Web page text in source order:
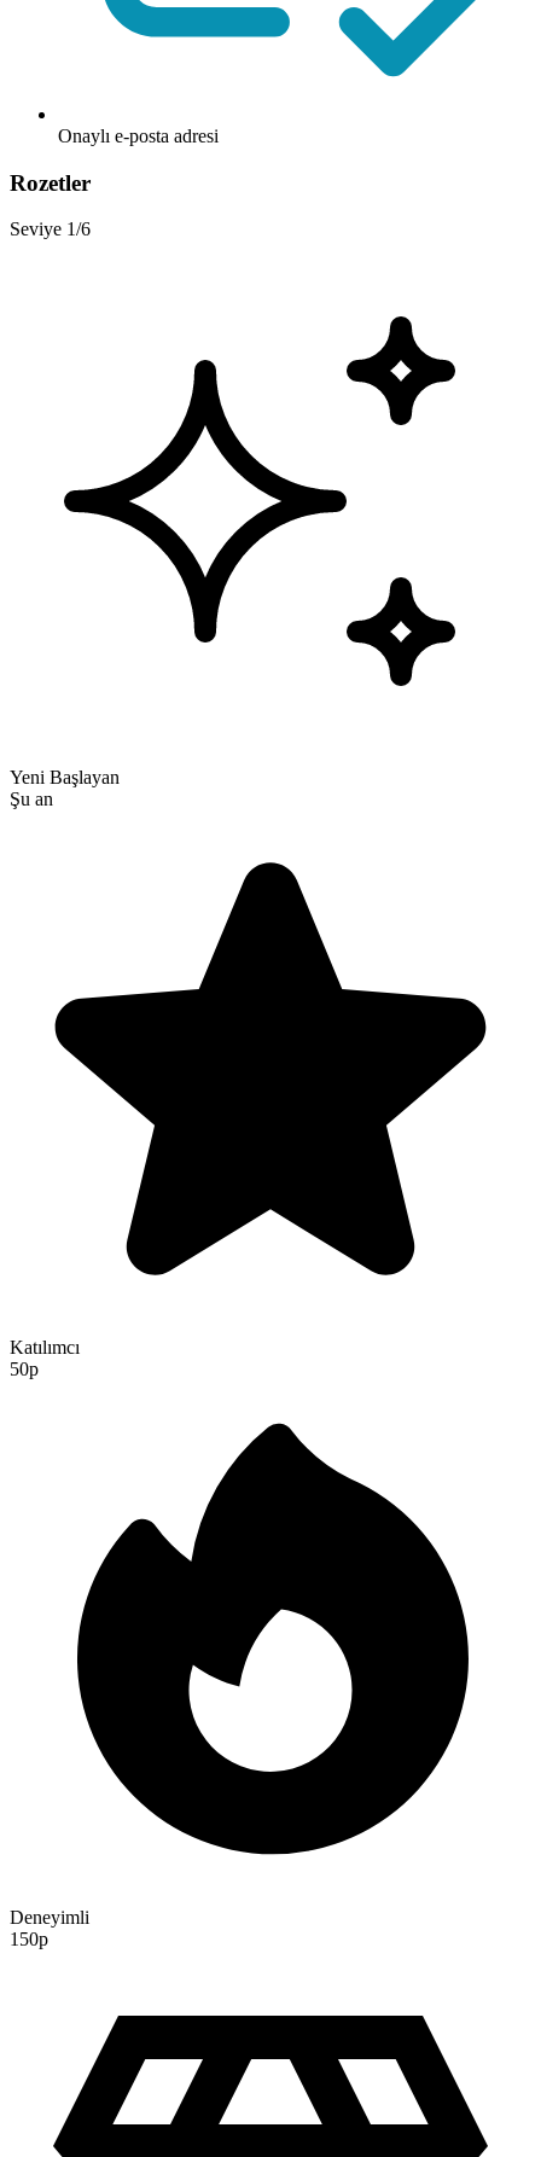
Onaylı e-posta adresi
Rozetler
Seviye 1/6
Yeni Başlayan
Şu an
Katılımcı
50p
Deneyimli
150p